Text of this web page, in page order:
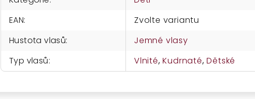
EAN:
Zvolte variantu
Hustota vlasů:
Jemné vlasy
Typ vlasů: Vlnité,Kudrnaté,Dětské